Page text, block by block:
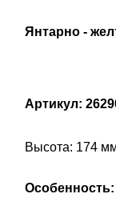
Янтарно -
Артикул:
Высота: 174